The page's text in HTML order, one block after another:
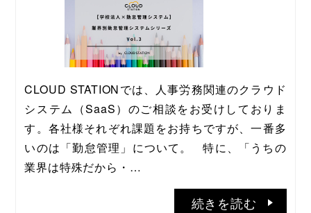
CLOUD STATIONでは、人事労務関連のクラウド
システム（SaaS）のご相談をお受けしておりま
す。各社様それぞれ課題をお持ちですが、一番多
いのは「勤怠管理」について。   特に、「うちの
業界は特殊だから・…
続きを読む